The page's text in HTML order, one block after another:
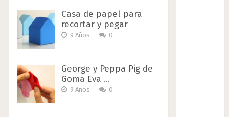
Casa de papel para
recortar y pegar
9 Años 0
George y Peppa Pig de
Goma Eva …
9 Años 0